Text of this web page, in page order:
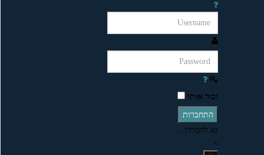
זכור אותי
התחברות
נא להמתין...
×